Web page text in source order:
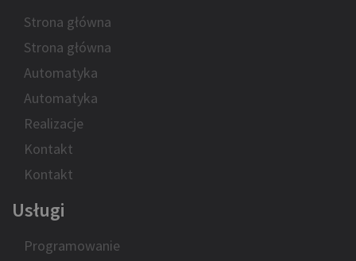
Strona główna
Strona główna
Automatyka
Automatyka
Realizacje
Kontakt
Kontakt
Usługi
Programowanie